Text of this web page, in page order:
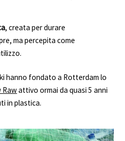
, creata per durare
ma percepita come
hanno fondato a Rotterdam lo
Rawattivo ormai da quasi 5 anni
in plastica.